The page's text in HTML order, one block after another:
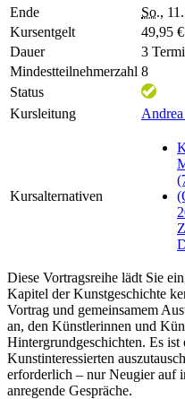
Ende
So.,
Kursentgelt
49,95 €
Dauer
3
Mindestteilnehmerzahl 8
Status
Kursleitung
Kursalternativen
Diese Vortragsreihe lädt Sie
Kapitel der Kunstgeschichte
Vortrag und gemeinsamem
an, den Künstlerinnen und
Hintergrundgeschichten. Es ist
Kunstinteressierten
erforderlich – nur Neugier auf
anregende Gespräche.